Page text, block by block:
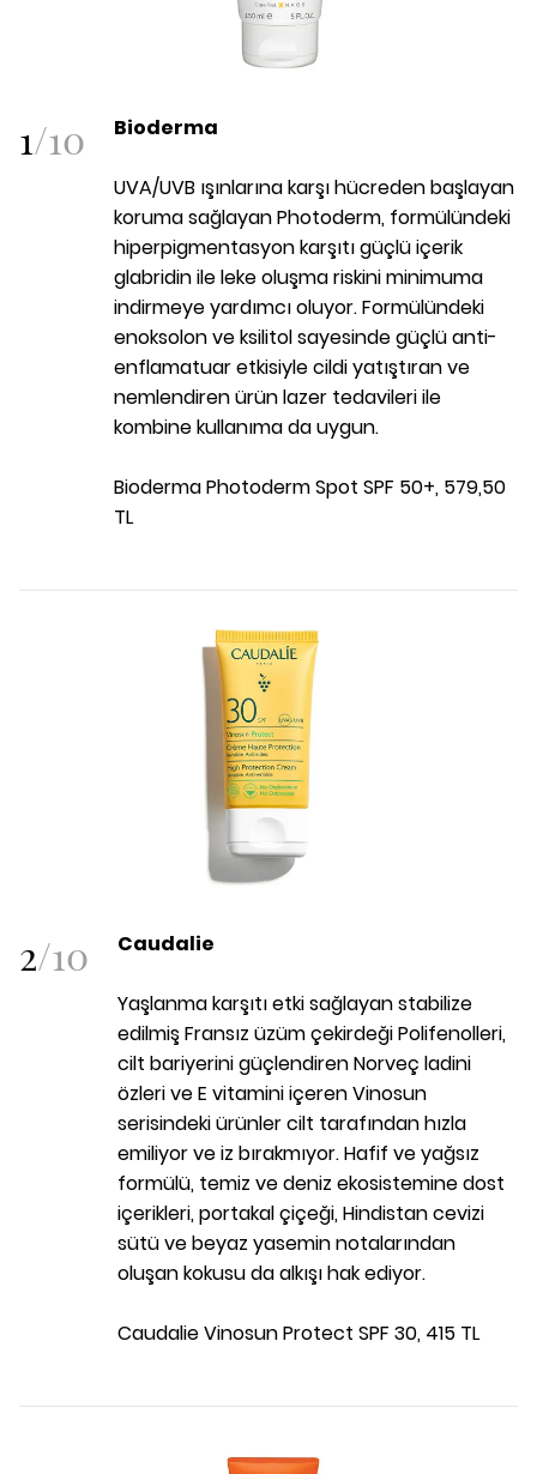
1/10 Bioderma
UVA/UVB ışınlarına karşı hücreden başlayan
koruma sağlayan Photoderm, formülündeki
hiperpigmentasyon karşıtı güçlü içerik
glabridin ile leke oluşma riskini minimuma
indirmeye yardımcı oluyor. Formülündeki
enoksolon ve ksilitol sayesinde güçlü anti-
enflamatuar etkisiyle cildi yatıştıran ve
nemlendiren ürün lazer tedavileri ile
kombine kullanıma da uygun.
Bioderma Photoderm Spot SPF 50+, 579,50
TL
2/10 Caudalie
Yaşlanma karşıtı etki sağlayan stabilize
edilmiş Fransız üzüm çekirdeği Polifenolleri,
cilt bariyerini güçlendiren Norveç ladini
özleri ve E vitamini içeren Vinosun
serisindeki ürünler cilt tarafından hızla
emiliyor ve iz bırakmıyor. Hafif ve yağsız
formülü, temiz ve deniz ekosistemine dost
içerikleri, portakal çiçeği, Hindistan cevizi
sütü ve beyaz yasemin notalarından
oluşan kokusu da alkışı hak ediyor.
Caudalie Vinosun Protect SPF 30, 415 TL